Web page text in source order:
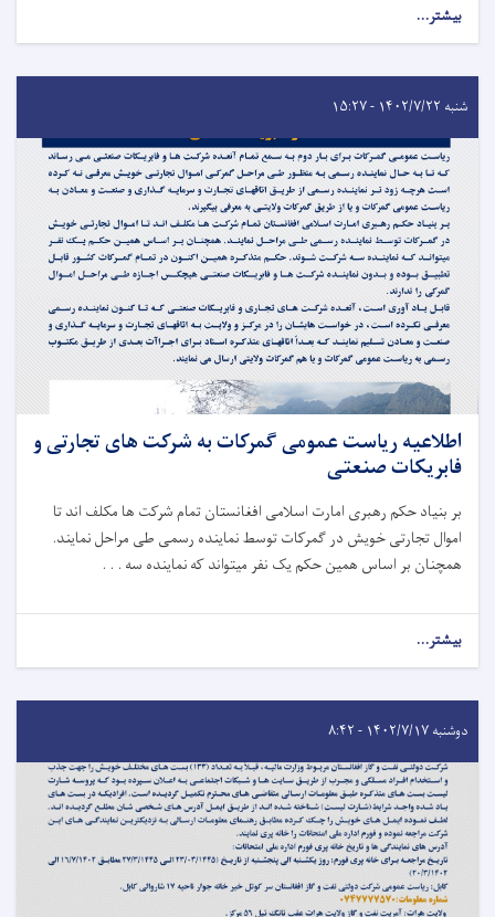
بیشتر...
شنبه ۱۴۰۲/۷/۲۲ - ۱۵:۲۷
اطلاعیه ریاست عمومی گمرکات به شرکت های تجارتی و
فابریکات صنعتی
بر بنیاد حکم رهبری امارت اسلامی افغانستان تمام شرکت ها مکلف اند تا
اموال تجارتی خویش در گمرکات توسط نماینده رسمی طی مراحل نمایند.
همچنان بر اساس همین حکم یک نفر میتواند که نماینده سه . . .
بیشتر...
دوشنبه ۱۴۰۲/۷/۱۷ - ۸:۴۲